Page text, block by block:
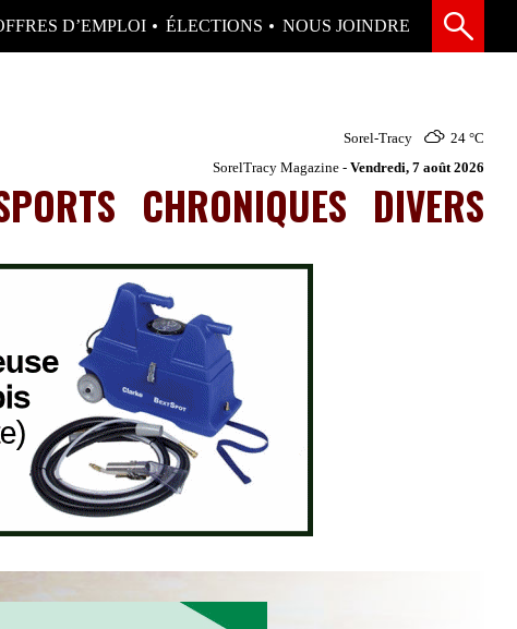
D’EMPLOI ÉLECTIONS NOUS JOINDRE
Sorel-Tracy 24 °C
SorelTracy Magazine - Vendredi, 7 août 2026
CHRONIQUES DIVERS